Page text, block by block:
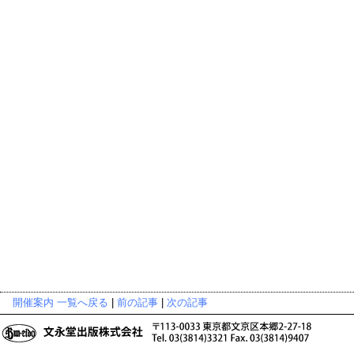
開催案内 一覧へ戻る 前の記事 次の記事